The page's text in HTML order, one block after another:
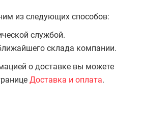
из следующих способов:
службой.
склада компании.
о доставке вы можете
Доставка и оплата.